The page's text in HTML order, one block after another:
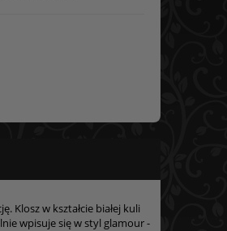
Klosz w kształcie białej kuli
wpisuje się w styl glamour -